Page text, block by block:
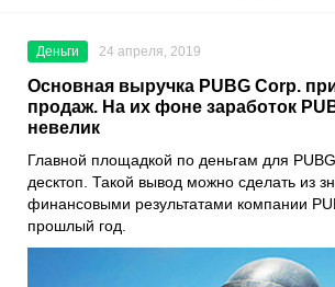
Деньги 24 апреля, 2019
Основная выручка PUBG Corp.
продаж. На их фоне заработок
невелик
Главной площадкой по деньгам для
десктоп. Такой вывод можно сделать из
финансовыми результатами компании
прошлый год.